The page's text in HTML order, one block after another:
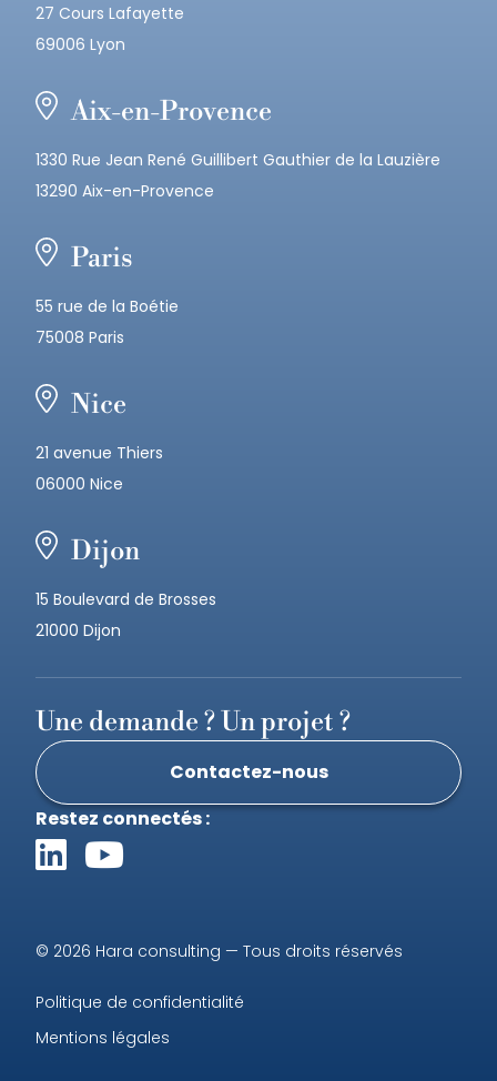
27 Cours Lafayette
69006 Lyon
Aix-en-Provence
1330 Rue Jean René Guillibert Gauthier de la Lauzière
13290 Aix-en-Provence
Paris
55 rue de la Boétie
75008 Paris
Nice
21 avenue Thiers
06000 Nice
Dijon
15 Boulevard de Brosses
21000 Dijon
Restez connectés :
Une demande ? Un projet ?
Contactez-nous
© 2026 Hara consulting — Tous droits réservés
Politique de confidentialité
Mentions légales